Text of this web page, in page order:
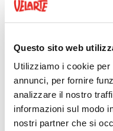
Questo sito web
Utilizziamo i cookie
annunci, per fornire
analizzare il nostro
informazioni sul modo
nostri partner che si
INFORMAZIONI
INFORMAZIONI